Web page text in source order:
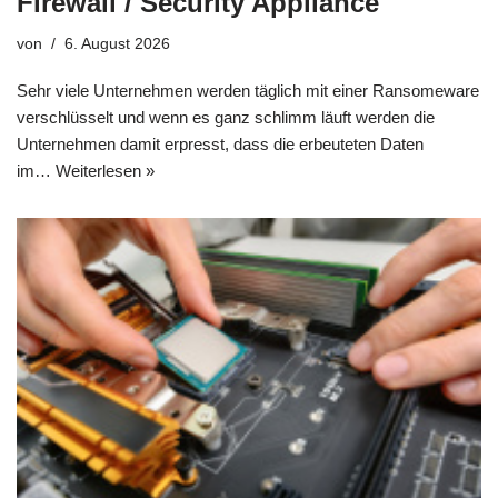
von 6. August 2026
Sehr viele Unternehmen werden täglich mit einer Ransomeware
verschlüsselt und wenn es ganz schlimm läuft werden die
Unternehmen damit erpresst, dass die erbeuteten Daten
im… Weiterlesen »